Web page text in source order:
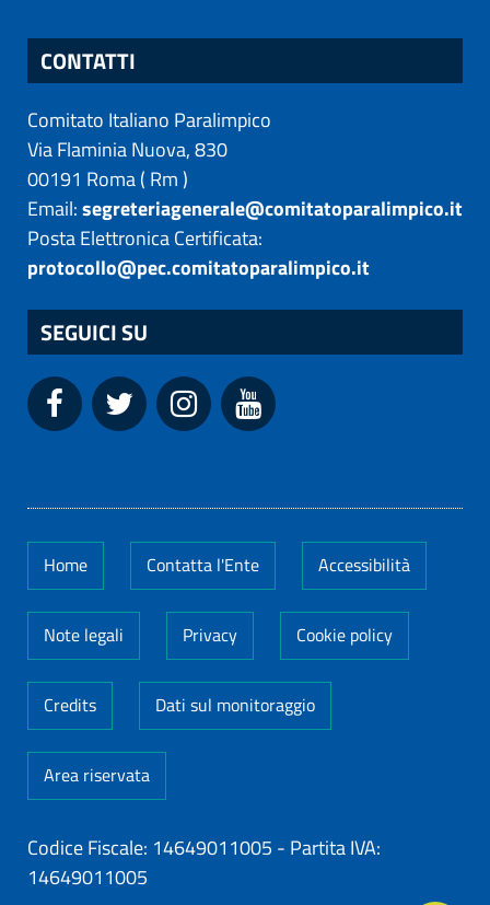
CONTATTI
Comitato Italiano Paralimpico
Via Flaminia Nuova, 830
00191 Roma( Rm)
Email:segreteriagenerale@comitatoparalimpico.it
Posta Elettronica Certificata:
protocollo@pec.comitatoparalimpico.it
SEGUICI SU
Home Contatta l'Ente Accessibilità
Note legali Privacy Cookie policy
Credits Dati sul monitoraggio
Area riservata
Codice Fiscale: 14649011005 - Partita IVA:
14649011005